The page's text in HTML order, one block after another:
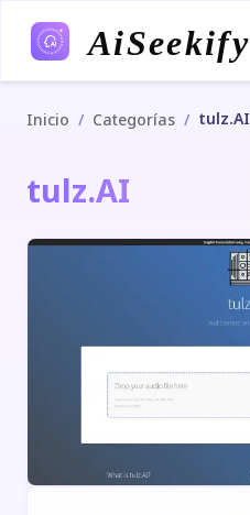
AiSeekify
Inicio / Categorías / tulz.AI
tulz.AI